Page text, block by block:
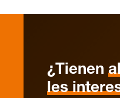
¿Tienen
les